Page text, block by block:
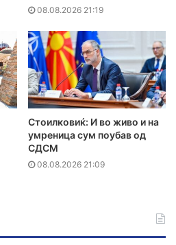
08.08.2026 21:19
Стоилковиќ: И во живо и на
умреница сум поубав од
СДСМ
08.08.2026 21:09